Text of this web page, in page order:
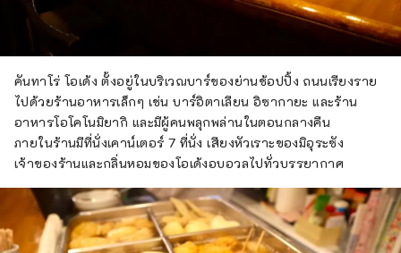
คันทาโร่ โอเด้ง ตั้งอยู่ในบริเวณบาร์ของย่านช้อปปิ้ง ถนนเรียงราย
ไปด้วยร้านอาหารเล็กๆ เช่น บาร์อิตาเลียน อิซากายะ และร้าน
อาหารโอโคโนมิยากิ และมีผู้คนพลุกพล่านในตอนกลางคืน
ภายในร้านมีที่นั่งเคาน์เตอร์ 7 ที่นั่ง เสียงหัวเราะของมิอุระซัง
เจ้าของร้านและกลิ่นหอมของโอเด้งอบอวลไปทั่วบรรยากาศ